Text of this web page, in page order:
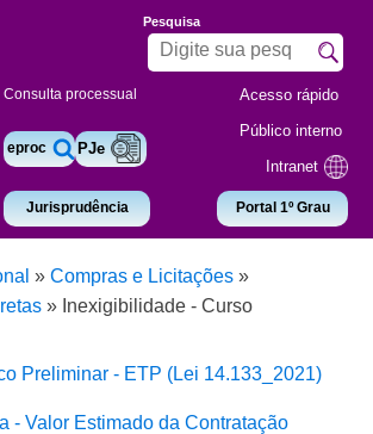
Consulta processual
eproc PJe
Jurisprudência
Pesquisa
Acesso rápido
Público interno
Intranet
Portal 1º Grau
» Compras e Licitações »
» Inexigibilidade - Curso
Preliminar - ETP (Lei 14.133_2021)
- Valor Estimado da Contratação